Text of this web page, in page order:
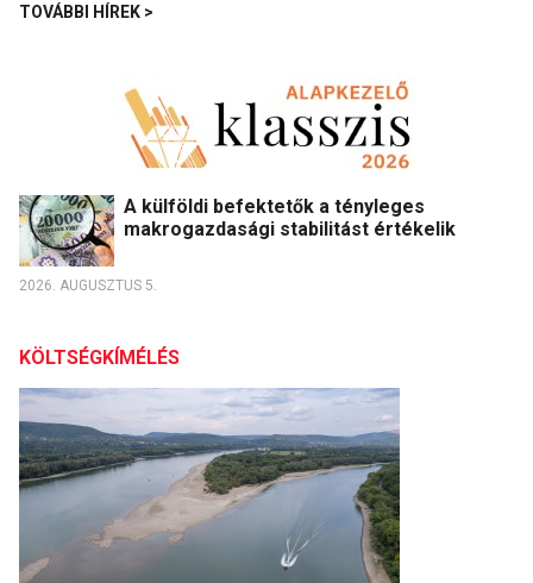
TOVÁBBI HÍREK >
A külföldi befektetők a tényleges
makrogazdasági stabilitást értékelik
2026. AUGUSZTUS 5.
KÖLTSÉGKÍMÉLÉS